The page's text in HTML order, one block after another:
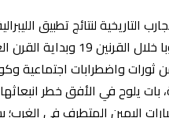
التاريخية لنتائج تطبيق
في أوروبا خلال القرنين 19
ثورات واضطرابات اجتماعية
بات يلوح في الأفق خطر
اليمين المتطرف في الغرب؛